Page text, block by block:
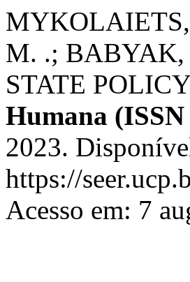
M. .;
STATE
Humana (ISSN
2023.
https://
Acesso em: 7